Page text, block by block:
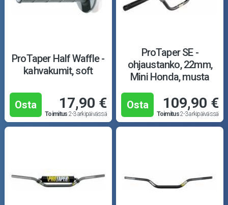
ProTaper Half Waffle -
kahvakumit, soft
Osta 17,90 €
Toimitus 2-3 arkipäivässä
ProTaper SE -
ohjaustanko, 22mm,
Mini Honda, musta
Osta 109,90 €
Toimitus2-3 arkipäivässä